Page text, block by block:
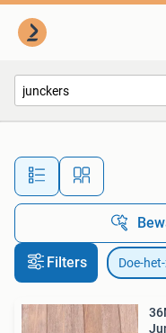
Filters Doe-